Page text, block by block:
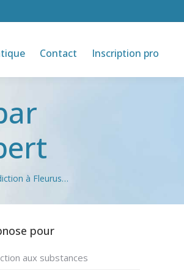
Contact Inscription pro
à Fleurus…
pour
aux substances